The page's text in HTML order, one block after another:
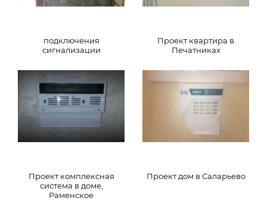
подключения
сигнализации
Проект квартира в
Печатниках
Проект комплексная
система в доме,
Раменское
Проект дом в Саларьево